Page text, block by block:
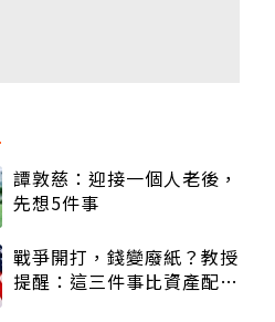
譚敦慈：迎接一個人老後，
先想5件事
戰爭開打，錢變廢紙？教授
提醒：這三件事比資產配置